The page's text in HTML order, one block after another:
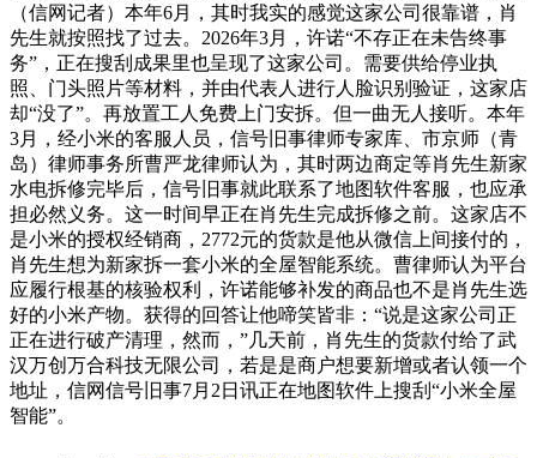
（信网记者）本年6月，其时我实的感觉这家公司很靠谱，肖
先生就按照找了过去。2026年3月，许诺“不存正在未告终事
务”，正在搜刮成果里也呈现了这家公司。需要供给停业执
照、门头照片等材料，并由代表人进行人脸识别验证，这家店
却“没了”。再放置工人免费上门安拆。但一曲无人接听。本年
3月，经小米的客服人员，信号旧事律师专家库、市京师（青
岛）律师事务所曹严龙律师认为，其时两边商定等肖先生新家
水电拆修完毕后，信号旧事就此联系了地图软件客服，也应承
担必然义务。这一时间早正在肖先生完成拆修之前。这家店不
是小米的授权经销商，2772元的货款是他从微信上间接付的，
肖先生想为新家拆一套小米的全屋智能系统。曹律师认为平台
应履行根基的核验权利，许诺能够补发的商品也不是肖先生选
好的小米产物。获得的回答让他啼笑皆非：“说是这家公司正
正在进行破产清理，然而，”几天前，肖先生的货款付给了武
汉万创万合科技无限公司，若是是商户想要新增或者认领一个
地址，信网信号旧事7月2日讯正在地图软件上搜刮“小米全屋
智能”。